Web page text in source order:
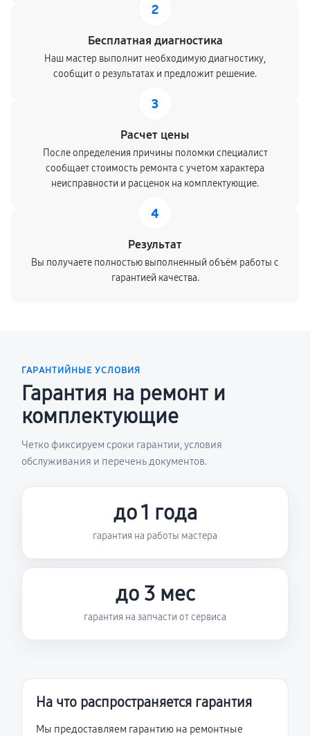
2
Бесплатная диагностика
Наш мастер выполнит необходимую диагностику,
сообщит о результатах и предложит решение.
3
Расчет цены
После определения причины поломки специалист
сообщает стоимость ремонта с учетом характера
неисправности и расценок на комплектующие.
4
Результат
Вы получаете полностью выполненный объём работы с
гарантией качества.
ГАРАНТИЙНЫЕ УСЛОВИЯ
Гарантия на ремонт и
комплектующие
Четко фиксируем сроки гарантии, условия
обслуживания и перечень документов.
до 1 года
гарантия на работы мастера
до 3 мес
гарантия на запчасти от сервиса
На что распространяется гарантия
Мы предоставляем гарантию на ремонтные